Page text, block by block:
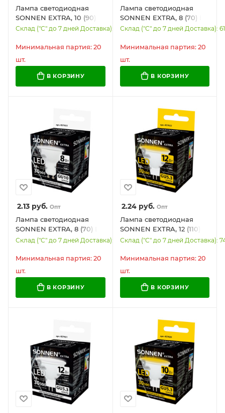
Лампа светодиодная
SONNEN EXTRA, 10 (90)
Вт, GU10, софит,
30000 ч, LED MR16-GU10-
Склад ("С" до 7 дней Доставка): 5747
Минимальная партия: 20
шт.
В КОРЗИНУ
Лампа светодиодная
SONNEN EXTRA, 8 (70) Вт,
GU10, софит, теплый
MR16-GU10-8W-2700,
Склад ("С" до 7 дней Доставка):
Минимальная партия: 20
шт.
В КОРЗИНУ
2.13 руб. Опт
Лампа светодиодная
SONNEN EXTRA, 8 (70) Вт,
GU10, софит,
30000 ч, LED MR16-GU10-
Склад ("С" до 7 дней Доставка): 5850
Минимальная партия: 20
шт.
В КОРЗИНУ
2.24руб. Опт
Лампа светодиодная
SONNEN EXTRA, 12 (110)
Вт, GU5.3, софит, теплый
MR16-GU5.3-12W-2700,
Склад ("С" до 7 дней Доставка):
Минимальная партия: 20
шт.
В КОРЗИНУ